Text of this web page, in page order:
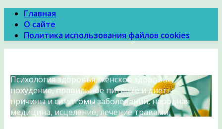
Главная
О сайте
Политика использования файлов cookies
Психология здоровья, женское здоровье,
похудение, правильное питание и диеты,
причины и симптомы заболеваний, народная
медицина, исцеление, лечение травами,